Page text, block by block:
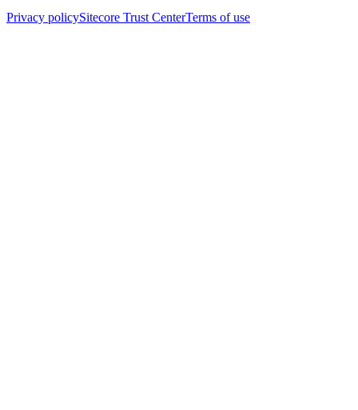
Privacy policySitecore Trust CenterTerms of use